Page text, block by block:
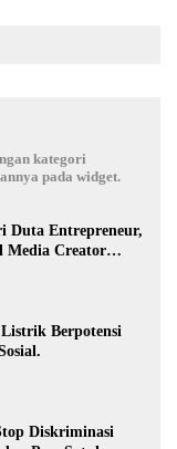
kategori
pada widget.
Duta Entrepreneur,
Media Creator
Berpotensi
Diskriminasi